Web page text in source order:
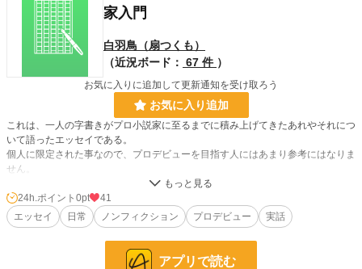
家入門
白羽鳥（扇つくも）
（近況ボード： 67 件 ）
お気に入りに追加して更新通知を受け取ろう
お気に入り追加
これは、一人の字書きがプロ小説家に至るまでに積み上げてきたあれやそれにつ
いて語ったエッセイである。
個人に限定された事なので、プロデビューを目指す人にはあまり参考にはなりま
せん。
同じ字書きの人には、そこそこ同意を得られるかもしれない……そんな感じ。
※不定期更新。たまに転載が入ります
8,860 位 / 8,860 件
24h.ポイント 0pt
41
エッセイ
日常 ノンフィクション プロデビュー 実話
アプリで読む